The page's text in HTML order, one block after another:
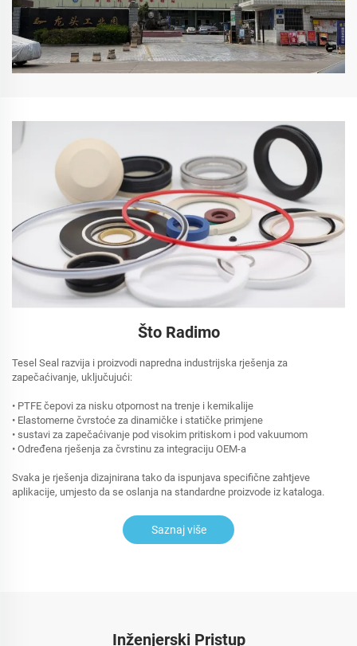
Što Radimo
Tesel Seal razvija i proizvodi napredna industrijska rješenja za
zapečaćivanje, uključujući:
• PTFE čepovi za nisku otpornost na trenje i kemikalije
• Elastomerne čvrstoće za dinamičke i statičke primjene
• sustavi za zapečaćivanje pod visokim pritiskom i pod vakuumom
• Određena rješenja za čvrstinu za integraciju OEM-a
Svaka je rješenja dizajnirana tako da ispunjava specifične zahtjeve
aplikacije, umjesto da se oslanja na standardne proizvode iz kataloga.
Saznaj više
Inženjerski Pristup